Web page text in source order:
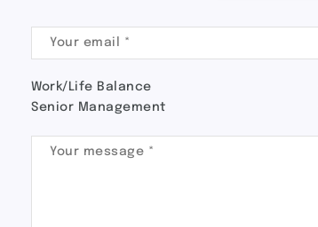
Work/Life Balance
Senior Management